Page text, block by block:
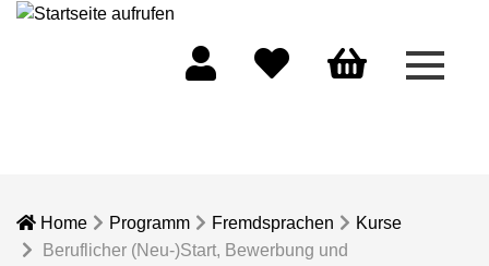
Menü
Home Programm Fremdsprachen
Kurse
Beruflicher (Neu-)Start, Bewerbung und